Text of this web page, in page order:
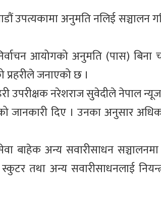
उपत्यकामा अनुमति नलिई सञ्चालन
आयोगको अनुमति (पास)
प्रहरीले जनाएको छ ।
उपरीक्षक नरेशराज सुवेदीले नेपाल
जानकारी दिए । उनका अनुसार
बाहेक अन्य सवारीसाधन
तथा अन्य सवारीसाधनलाई